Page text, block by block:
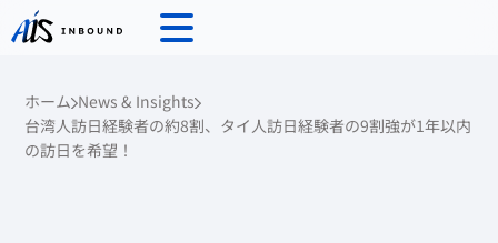
ホーム News & Insights
台湾人訪日経験者の約8割、タイ人訪日経験者の9割強が1年以内
の訪日を希望！